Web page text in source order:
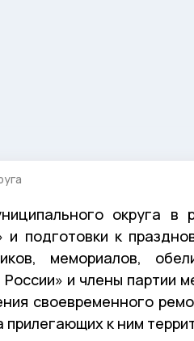
округа в
и подготовки к
мемориалов,
и члены партии
своевременного
к ним